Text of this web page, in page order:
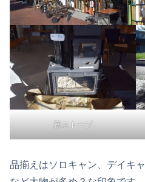
薪ストーブ
品揃えはソロキャン、デイキ